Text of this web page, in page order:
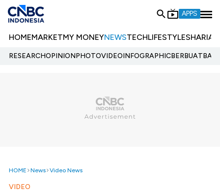
APPS
HOMEMARKETMY MONEYNEWSTECHLIFESTYLESHARIA
RESEARCHOPINIONPHOTOVIDEOINFOGRAPHIC
HOME News Video News
VIDEO